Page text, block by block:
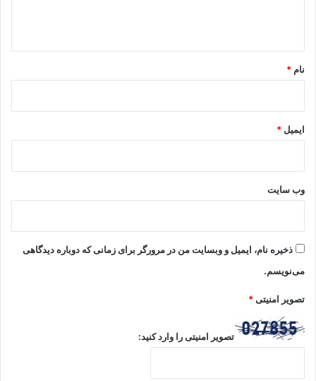
نام *
ایمیل *
وب‌ سایت
ذخیره نام، ایمیل و وبسایت من در مرورگر برای زمانی که دوباره دیدگاهی
می‌نویسم.
تصویر امنیتی*
تصویر امنیتی را وارد کنید: